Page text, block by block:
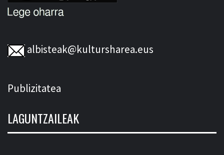
albisteak@kultursharea.eus
Publizitatea
LAGUNTZAILEAK